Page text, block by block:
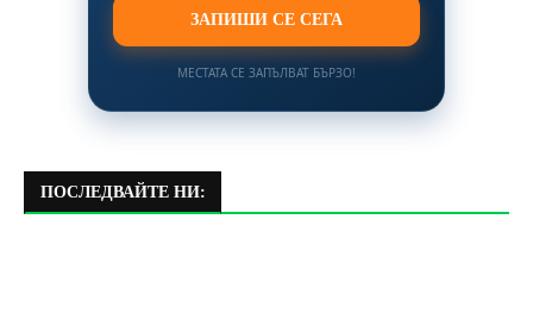
ЗАПИШИ СЕ СЕГА
МЕСТАТА СЕ ЗАПЪЛВАТ БЪРЗО!
ПОСЛЕДВАЙТЕ НИ: